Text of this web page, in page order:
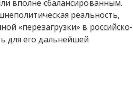
вполне сбалансированным.
реальность,
«перезагрузки» в российско-
для его дальнейшей